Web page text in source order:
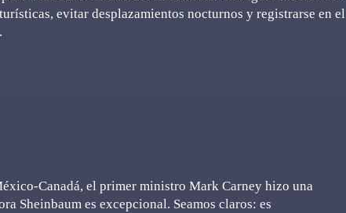
evitar desplazamientos nocturnos y registrarse en el
Canadá, el primer ministro Mark Carney hizo una
Sheinbaum es excepcional. Seamos claros: es